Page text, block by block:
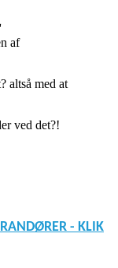
af
altså med at
ved det?!
- KLIK